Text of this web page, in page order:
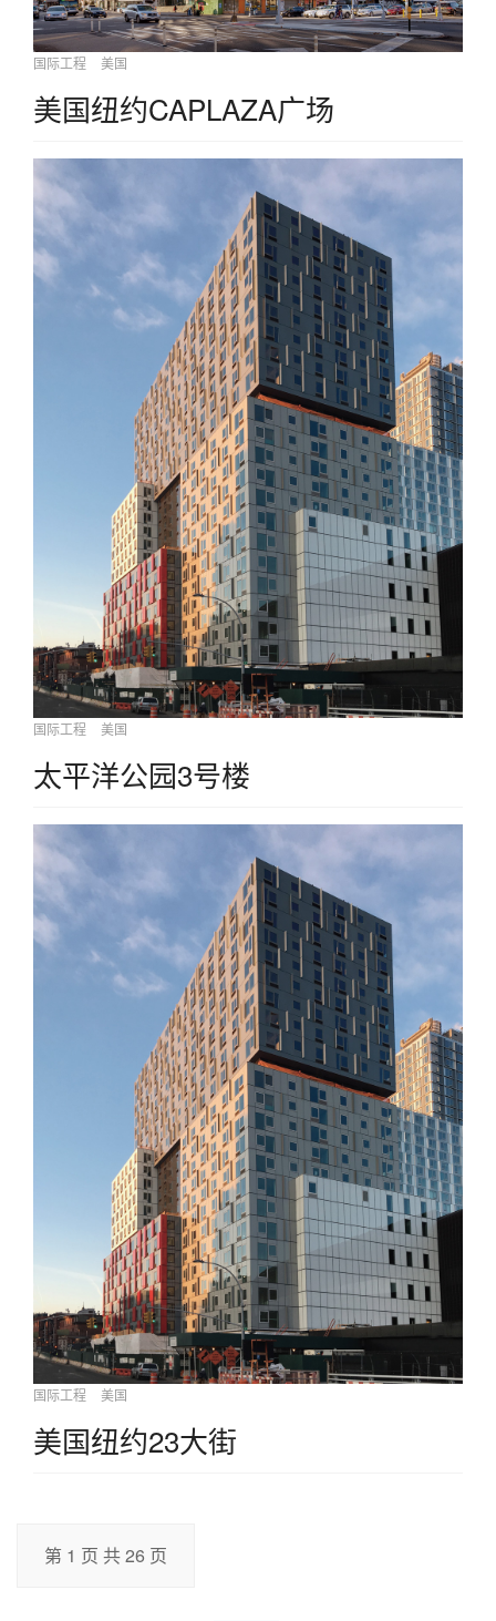
国际工程 美国
美国纽约CAPLAZA广场
国际工程 美国
太平洋公园3号楼
国际工程 美国
美国纽约23大街
第 1 页 共 26 页